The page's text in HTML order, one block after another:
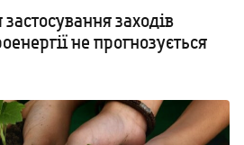
заходів
не прогнозується